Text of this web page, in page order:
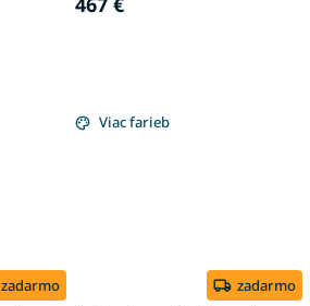
zadarmo
Viac farieb
zadarmo